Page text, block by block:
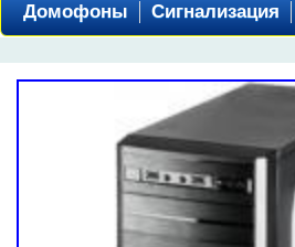
Домофоны
Сигнализация